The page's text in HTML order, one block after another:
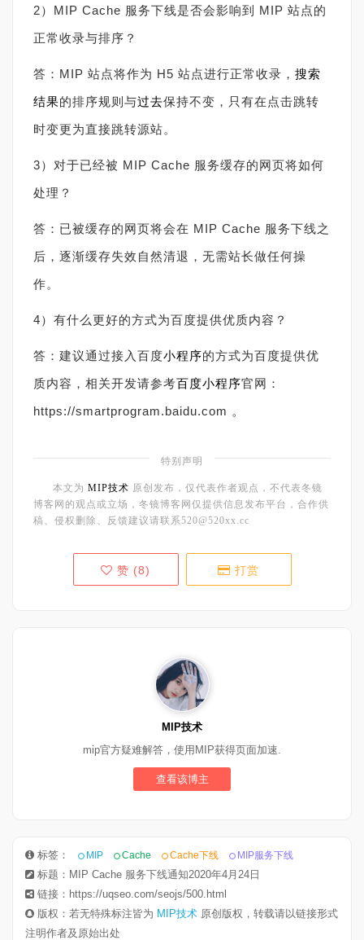
2）MIP Cache 服务下线是否会影响到 MIP 站点的
正常收录与排序？
答：MIP 站点将作为 H5 站点进行正常收录， 搜索
结果的排序规则与过去保持不变，只有在点击跳转
时变更为直接跳转源站。
3）对于已经被 MIP Cache 服务缓存的网页将如何
处理？
答：已被缓存的网页将会在 MIP Cache 服务下线之
后，逐渐缓存失效自然清退，无需站长做任何操
作。
4）有什么更好的方式为百度提供优质内容？
答：建议通过接入百度小程序的方式为百度提供优
质内容，相关开发请参考百度小程序官网：
https://smartprogram.baidu.com 。
特别声明
本文为 MIP技术 原创发布，仅代表作者观点，不代表冬镜
博客网的观点或立场，冬镜博客网仅提供信息发布平台，合作供
稿、侵权删除、反馈建议请联系520@520xx.cc
赞 (8) 打赏
MIP技术
mip官方疑难解答，使用MIP获得页面加速.
查看该博主
标签： MIP Cache Cache下线 MIP服务下线
标题：MIP Cache 服务下线通知2020年4月24日
链接：https://uqseo.com/seojs/500.html
版权：若无特殊标注皆为 MIP技术 原创版权，转载请以链接形式
注明作者及原始出处